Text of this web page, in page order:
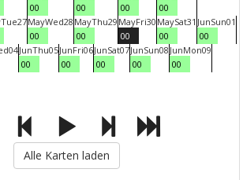
00
00
00
00
Tue27MayWed28
00
MayThu29
00
MayFri30
00
MaySat31
00
JunSun01
00
04JunThu05
00
JunFri06
00
JunSat07
00
JunSun08
00
JunMon09
00
Alle Karten laden